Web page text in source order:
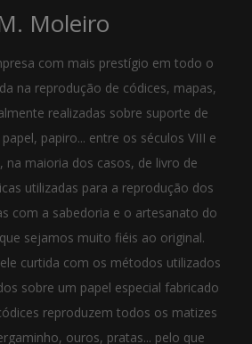
Moleiro
com mais prestígio em todo o
na reprodução de códices, mapas,
realizadas sobre suporte de
papiro... entre os séculos VIII e
na maioria dos casos, de livro de
utilizadas para a reprodução dos
com a sabedoria e o artesanato do
sejamos muito fiéis ao original.
curtida com os métodos utilizados
sobre um papel especial fabricado
reproduzem todos os matizes
ouros, pratas... pelo que